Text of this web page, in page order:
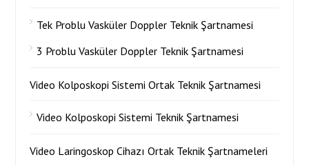
Tek Problu Vasküler Doppler Teknik Şartnamesi
3 Problu Vasküler Doppler Teknik Şartnamesi
Video Kolposkopi Sistemi Ortak Teknik Şartnamesi
Video Kolposkopi Sistemi Teknik Şartnamesi
Video Laringoskop Cihazı Ortak Teknik Şartnameleri